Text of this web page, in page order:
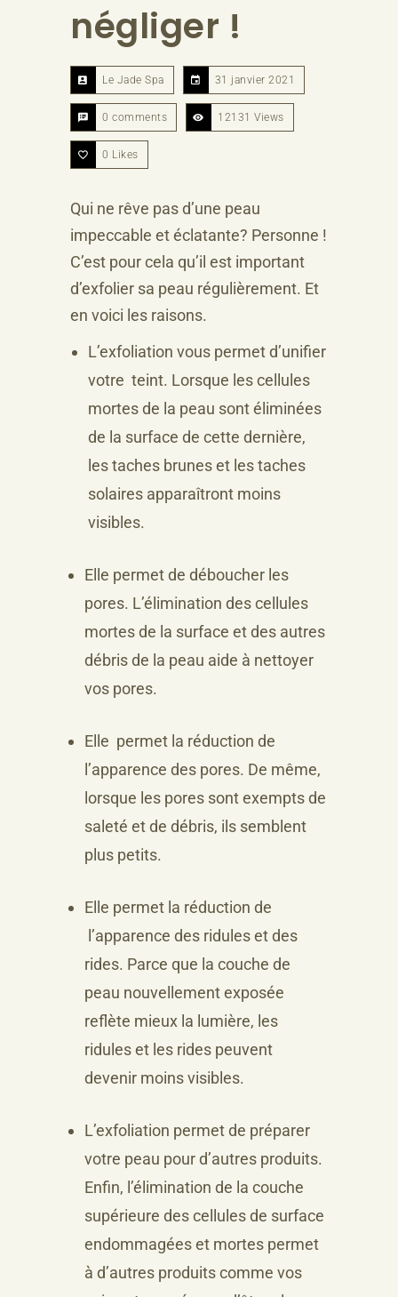
négliger !
Le Jade Spa 31 janvier 2021
0 comments 12131 Views
0 Likes
Qui ne rêve pas d’une peau
impeccable et éclatante? Personne !
C’est pour cela qu’il est important
d’exfolier sa peau régulièrement. Et
en voici les raisons.
L’exfoliation vous permet d’unifier
votre teint. Lorsque les cellules
mortes de la peau sont éliminées
de la surface de cette dernière,
les taches brunes et les taches
solaires apparaîtront moins
visibles.
Elle permet de déboucher les
pores. L’élimination des cellules
mortes de la surface et des autres
débris de la peau aide à nettoyer
vos pores.
Elle permet la réduction de
l’apparence des pores. De même,
lorsque les pores sont exempts de
saleté et de débris, ils semblent
plus petits.
Elle permet la réduction de
l’apparence des ridules et des
rides. Parce que la couche de
peau nouvellement exposée
reflète mieux la lumière, les
ridules et les rides peuvent
devenir moins visibles.
L’exfoliation permet de préparer
votre peau pour d’autres produits.
Enfin, l’élimination de la couche
supérieure des cellules de surface
endommagées et mortes permet
à d’autres produits comme vos